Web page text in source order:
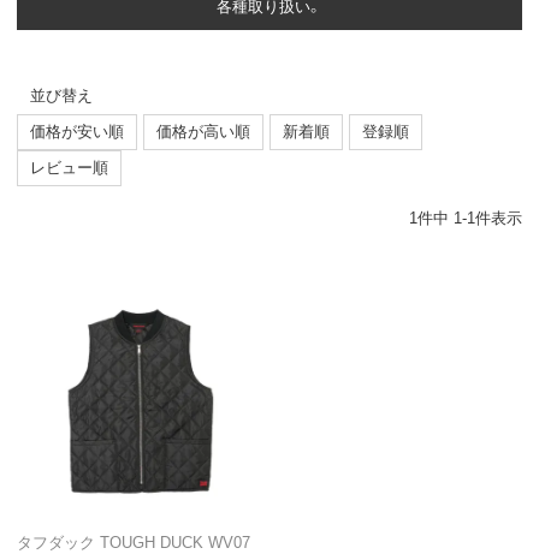
各種取り扱い。
並び替え
価格が安い順
価格が高い順 新着順
登録順
レビュー順
1件中 1-1件表示
タフダック TOUGH DUCK WV07